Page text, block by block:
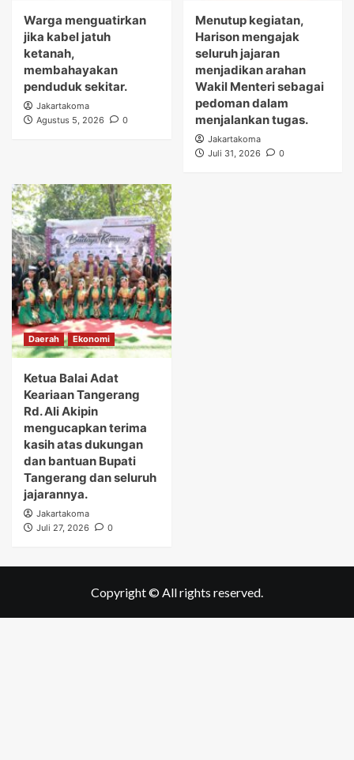
Warga menguatirkan
jika kabel jatuh
ketanah,
membahayakan
penduduk sekitar.
Jakartakoma
Agustus 5, 2026
0
Menutup kegiatan,
Harison mengajak
seluruh jajaran
menjadikan arahan
Wakil Menteri sebagai
pedoman dalam
menjalankan tugas.
Jakartakoma
Juli 31, 2026
0
Daerah Ekonomi
Ketua Balai Adat
Keariaan Tangerang
Rd. Ali Akipin
mengucapkan terima
kasih atas dukungan
dan bantuan Bupati
Tangerang dan seluruh
jajarannya.
Jakartakoma
Juli 27, 2026
0
Copyright © All rights reserved.